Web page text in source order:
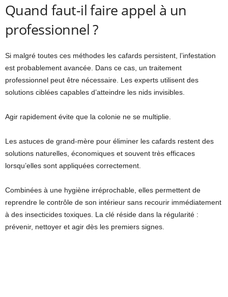
Quand faut-il faire appel à un
professionnel ?
Si malgré toutes ces méthodes les cafards persistent, l’infestation
est probablement avancée. Dans ce cas, un traitement
professionnel peut être nécessaire. Les experts utilisent des
solutions ciblées capables d’atteindre les nids invisibles.
Agir rapidement évite que la colonie ne se multiplie.
Les astuces de grand-mère pour éliminer les cafards restent des
solutions naturelles, économiques et souvent très efficaces
lorsqu’elles sont appliquées correctement.
Combinées à une hygiène irréprochable, elles permettent de
reprendre le contrôle de son intérieur sans recourir immédiatement
à des insecticides toxiques. La clé réside dans la régularité :
prévenir, nettoyer et agir dès les premiers signes.